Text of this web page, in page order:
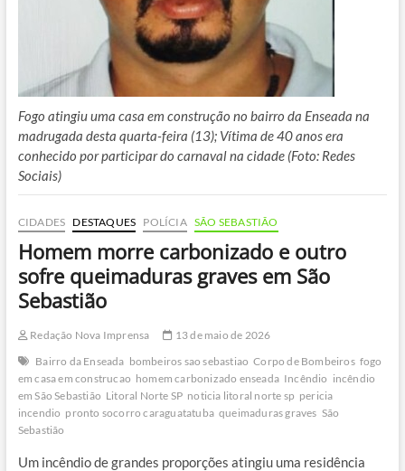
Fogo atingiu uma casa em construção no bairro da Enseada na
madrugada desta quarta-feira (13); Vítima de 40 anos era
conhecido por participar do carnaval na cidade (Foto: Redes
Sociais)
CIDADES DESTAQUES POLÍCIA SÃO SEBASTIÃO
Homem morre carbonizado e outro
sofre queimaduras graves em São
Sebastião
Redação Nova Imprensa
13 de maio de 2026
Bairro da Enseada bombeiros sao sebastiao Corpo de Bombeiros fogo
em casa em construcao homem carbonizado enseada Incêndio incêndio
em São Sebastião Litoral Norte SP noticia litoral norte sp pericia
incendio pronto socorro caraguatatuba queimaduras graves São
Sebastião
Um incêndio de grandes proporções atingiu uma residência